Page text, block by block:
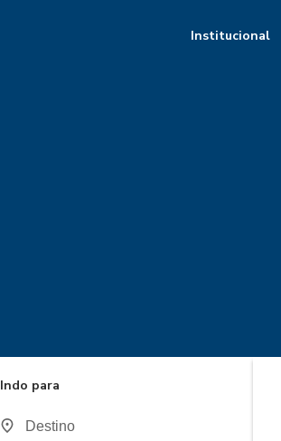
Institucional
Indo para